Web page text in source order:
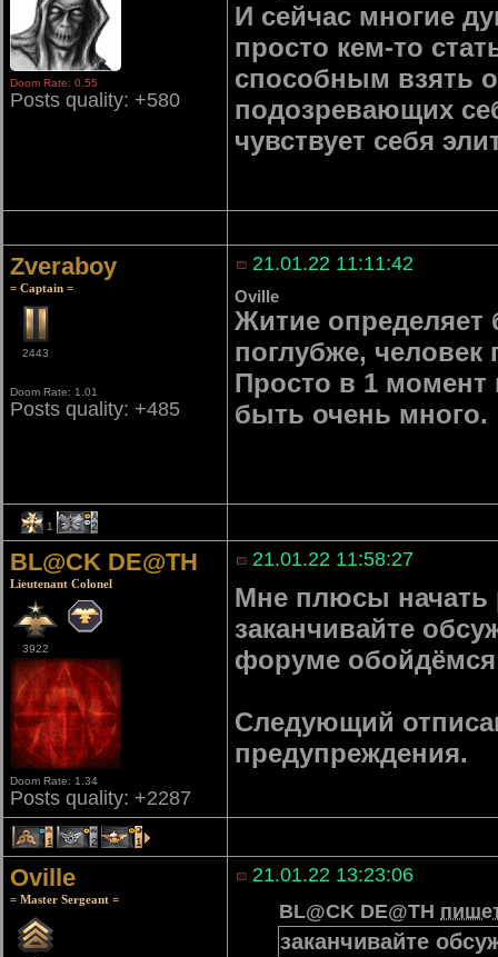
Doom Rate: 0.55
Posts quality: +580
И сейчас многие
просто кем-то
способным взять
подозревающих
чувствует себя
Zveraboy
= Captain =
2443
Doom Rate: 1.01
Posts quality: +485
21.01.22 11:11:42
Oville
Житие определяет
поглубже, человек
Просто в 1 момент
быть очень много.
1 2
BL@CK DE@TH
Lieutenant Colonel
3922
Doom Rate: 1.34
Posts quality: +2287
21.01.22 11:58:27
Мне плюсы начать
заканчивайте
форуме обойдёмся
Следующий
предупреждения.
1 2 1
Oville
= Master Sergeant =
21.01.22 13:23:06
BL@CK DE@TH
заканчивайте